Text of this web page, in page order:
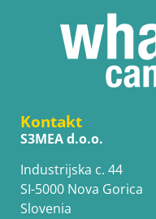
Kontakt
S3MEA d.o.o.
Industrijska c. 44
SI-5000 Nova Gorica
Slovenia